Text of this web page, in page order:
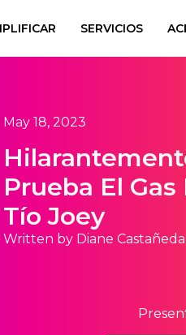
SERVICIOS
May 18, 2023
Prueba El Gas
Tío Joey
Written by Diane Castañeda